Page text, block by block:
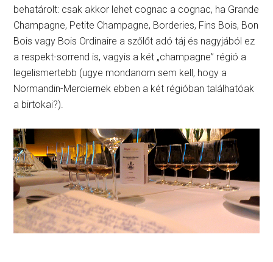
behatárolt: csak akkor lehet cognac a cognac, ha Grande
Champagne, Petite Champagne, Borderies, Fins Bois, Bon
Bois vagy Bois Ordinaire a szőlőt adó táj és nagyjából ez
a respekt-sorrend is, vagyis a két „champagne” régió a
legelismertebb (ugye mondanom sem kell, hogy a
Normandin-Merciernek ebben a két régióban találhatóak
a birtokai?).